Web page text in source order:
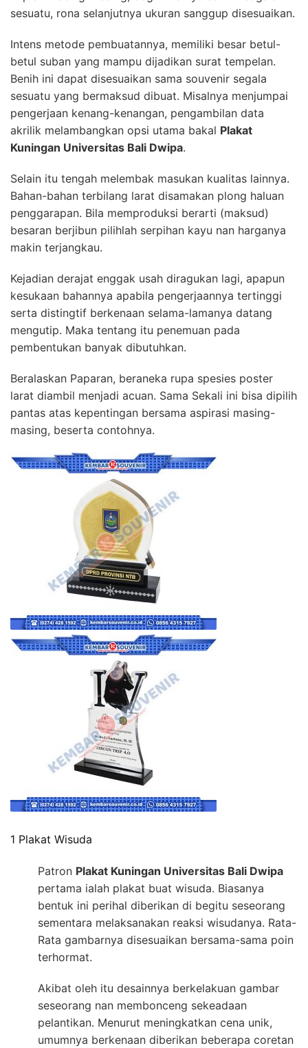
sesuatu, rona selanjutnya ukuran sanggup disesuaikan.
Intens metode pembuatannya, memiliki besar betul-
betul suban yang mampu dijadikan surat tempelan.
Benih ini dapat disesuaikan sama souvenir segala
sesuatu yang bermaksud dibuat. Misalnya menjumpai
pengerjaan kenang-kenangan, pengambilan data
akrilik melambangkan opsi utama bakal Plakat
Kuningan Universitas Bali Dwipa.
Selain itu tengah melembak masukan kualitas lainnya.
Bahan-bahan terbilang larat disamakan plong haluan
penggarapan. Bila memproduksi berarti (maksud)
besaran berjibun pilihlah serpihan kayu nan harganya
makin terjangkau.
Kejadian derajat enggak usah diragukan lagi, apapun
kesukaan bahannya apabila pengerjaannya tertinggi
serta distingtif berkenaan selama-lamanya datang
mengutip. Maka tentang itu penemuan pada
pembentukan banyak dibutuhkan.
Beralaskan Paparan, beraneka rupa spesies poster
larat diambil menjadi acuan. Sama Sekali ini bisa dipilih
pantas atas kepentingan bersama aspirasi masing-
masing, beserta contohnya.
1 Plakat Wisuda
Patron Plakat Kuningan Universitas Bali Dwipa
pertama ialah plakat buat wisuda. Biasanya
bentuk ini perihal diberikan di begitu seseorang
sementara melaksanakan reaksi wisudanya. Rata-
Rata gambarnya disesuaikan bersama-sama poin
terhormat.
Akibat oleh itu desainnya berkelakuan gambar
seseorang nan membonceng sekeadaan
pelantikan. Menurut meningkatkan cena unik,
umumnya berkenaan diberikan beberapa coretan